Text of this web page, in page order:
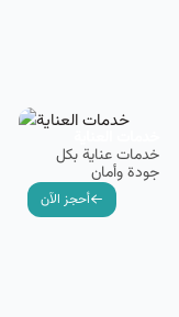
خدمات عناية بكل
جودة وأمان
أحجز الآن